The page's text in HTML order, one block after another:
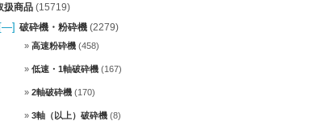
扱商品(15719)
[—] 破砕機・粉砕機(2279)
高速粉砕機(458)
低速・1軸破砕機(167)
2軸破砕機(170)
3軸（以上）破砕機(8)